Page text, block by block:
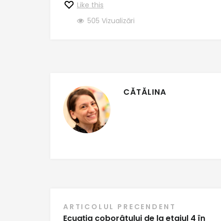
Like this
505Vizualizări
CĂTĂLINA
Navigare
ARTICOLUL PRECENDENT
Ecuația coborâtului de la etajul 4 în